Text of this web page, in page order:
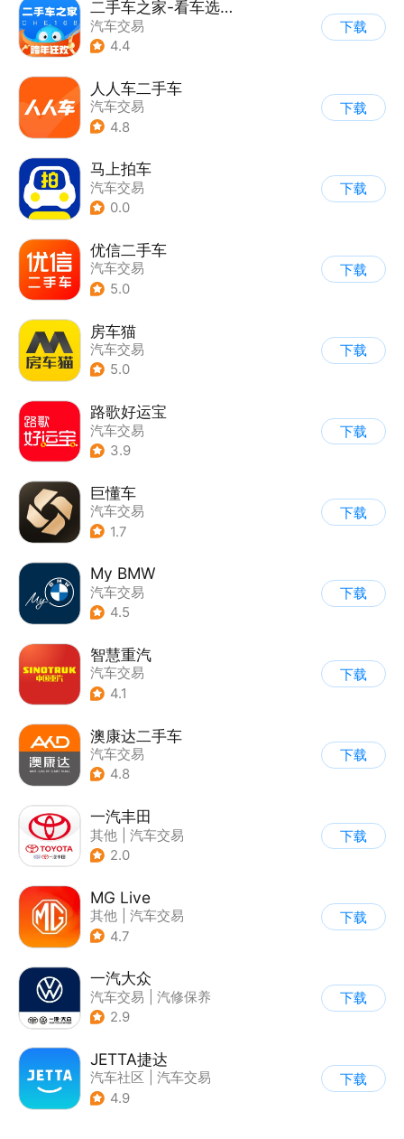
二手车之家-看车选车买车卖车
汽车交易
4.4
下载
人人车二手车
汽车交易
4.8
下载
马上拍车
汽车交易
0.0
下载
优信二手车
汽车交易
5.0
下载
房车猫
汽车交易
5.0
下载
路歌好运宝
汽车交易
3.9
下载
巨懂车
汽车交易
1.7
下载
My BMW
汽车交易
4.5
下载
智慧重汽
汽车交易
4.1
下载
澳康达二手车
汽车交易
4.8
下载
一汽丰田
其他
汽车交易
2.0
下载
MG Live
其他
汽车交易
4.7
下载
一汽大众
汽车交易
汽修保养
2.9
下载
JETTA捷达
汽车社区
汽车交易
4.9
下载